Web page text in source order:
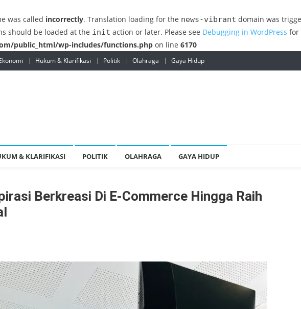
was called incorrectly. Translation loading for the news-vibrant domain was
should be loaded at the init action or later. Please see Debugging in WordPress for
public_html/wp-includes/functions.php on line 6170
Hukum & Klarifikasi Politik Olahraga Gaya Hidup
& KLARIFIKASI POLITIK OLAHRAGA GAYA HIDUP
Berkreasi Di E-Commerce Hingga Raih